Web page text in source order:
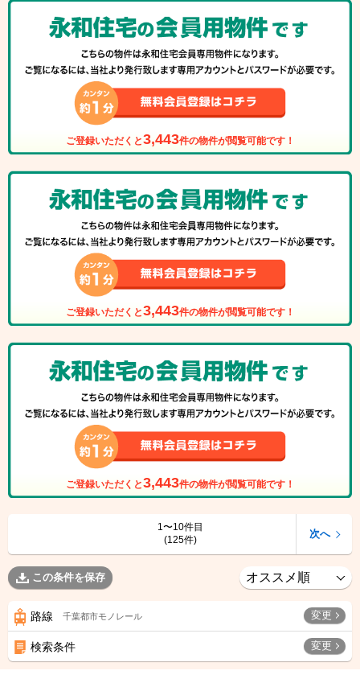
ご登録いただくと3,443件の物件が閲覧可能です！
ご登録いただくと3,443件の物件が閲覧可能です！
ご登録いただくと3,443件の物件が閲覧可能です！
1〜10件目
(125件)
次へ
この条件を保存
路線 千葉都市モノレール 変更
検索条件 変更